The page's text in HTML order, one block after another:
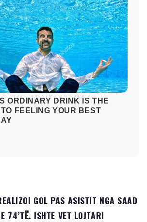
GOL PAS ASISTIT NGA SAAD
74’TË. ISHTE VET LOJTARI